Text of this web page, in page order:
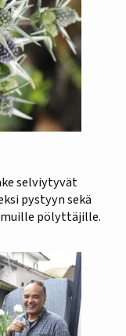
selviytyvät
pystyyn sekä
pölyttäjille.